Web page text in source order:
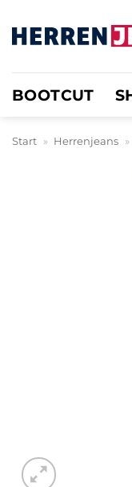
Inhalt
BOOTCUT
Start » Herrenjeans »